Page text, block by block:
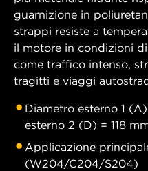
guarnizione in
strappi resiste a
il motore in condizioni
come traffico intenso,
tragitti e viaggi
Diametro esterno 1
esterno 2 (D) = 118
Applicazione
(W204/C204/S204)